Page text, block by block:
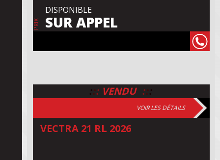
PRIX
DISPONIBLE
SUR APPEL
::: VENDU :::
VOIR LES DÉTAILS
VECTRA 21 RL 2026